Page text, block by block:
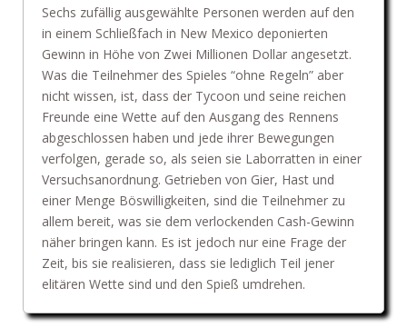
Sechs zufällig ausgewählte Personen werden auf den
in einem Schließfach in New Mexico deponierten
Gewinn in Höhe von Zwei Millionen Dollar angesetzt.
Was die Teilnehmer des Spieles “ohne Regeln” aber
nicht wissen, ist, dass der Tycoon und seine reichen
Freunde eine Wette auf den Ausgang des Rennens
abgeschlossen haben und jede ihrer Bewegungen
verfolgen, gerade so, als seien sie Laborratten in einer
Versuchsanordnung. Getrieben von Gier, Hast und
einer Menge Böswilligkeiten, sind die Teilnehmer zu
allem bereit, was sie dem verlockenden Cash-Gewinn
näher bringen kann. Es ist jedoch nur eine Frage der
Zeit, bis sie realisieren, dass sie lediglich Teil jener
elitären Wette sind und den Spieß umdrehen.